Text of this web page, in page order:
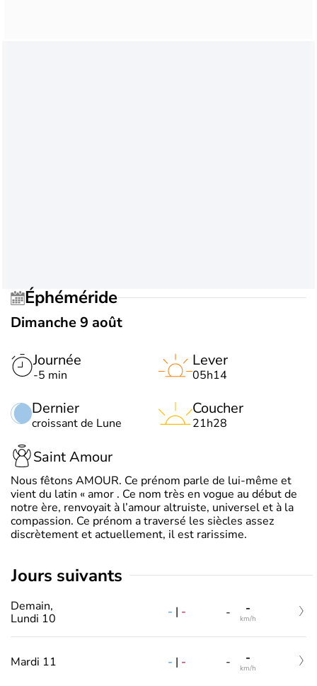
Éphéméride
Dimanche 9 août
Journée
-5 min
Dernier
croissant de Lune
Lever
05h14
Coucher
21h28
Saint Amour
Nous fêtons AMOUR. Ce prénom parle de lui-même et
vient du latin « amor . Ce nom très en vogue au début de
notre ère, renvoyait à l’amour altruiste, universel et à la
compassion. Ce prénom a traversé les siècles assez
discrètement et actuellement, il est rarissime.
jours suivants
Demain,
Lundi 10
- | - - -
km/h
Mardi 11 - | - - -
km/h